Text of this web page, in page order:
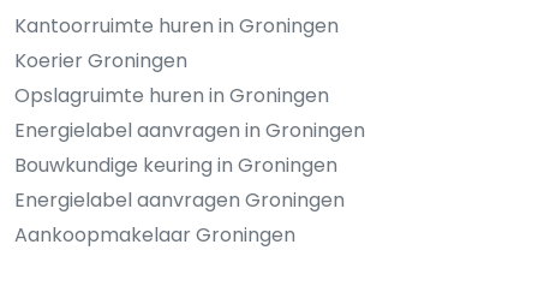
Kantoorruimte huren in Groningen
Koerier Groningen
Opslagruimte huren in Groningen
Energielabel aanvragen in Groningen
Bouwkundige keuring in Groningen
Energielabel aanvragen Groningen
Aankoopmakelaar Groningen